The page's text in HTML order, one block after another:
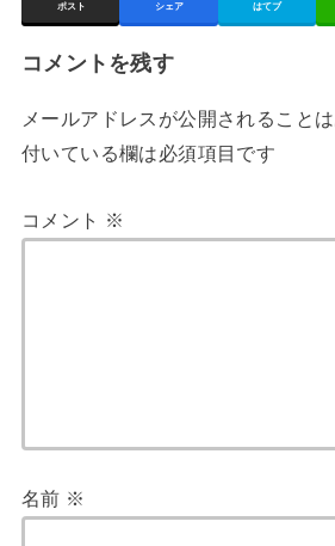
ポスト シェア はてブ
コメントを残す
メールアドレスが公開されることは
付いている欄は必須項目です
コメント ※
名前 ※